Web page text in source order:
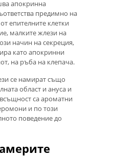
апокринна
предимно на
епителните клетки
малките жлези на
начин на секреция,
като апокринни
на ръба на клепача.
се намират също
област и ануса и
са ароматни
и по този
поведение до